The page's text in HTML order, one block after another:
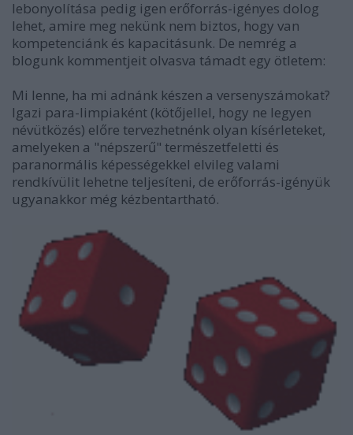
lebonyolítása pedig igen erőforrás-igényes dolog
lehet, amire meg nekünk nem biztos, hogy van
kompetenciánk és kapacitásunk. De nemrég a
blogunk kommentjeit olvasva támadt egy ötletem:
Mi lenne, ha mi adnánk készen a versenyszámokat?
Igazi para-limpiaként (kötőjellel, hogy ne legyen
névütközés) előre tervezhetnénk olyan kísérleteket,
amelyeken a "népszerű" természetfeletti és
paranormális képességekkel elvileg valami
rendkívülit lehetne teljesíteni, de erőforrás-igényük
ugyanakkor még kézbentartható.